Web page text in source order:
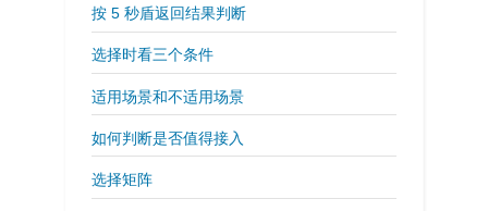
按 5 秒盾返回结果判断
选择时看三个条件
适用场景和不适用场景
如何判断是否值得接入
选择矩阵